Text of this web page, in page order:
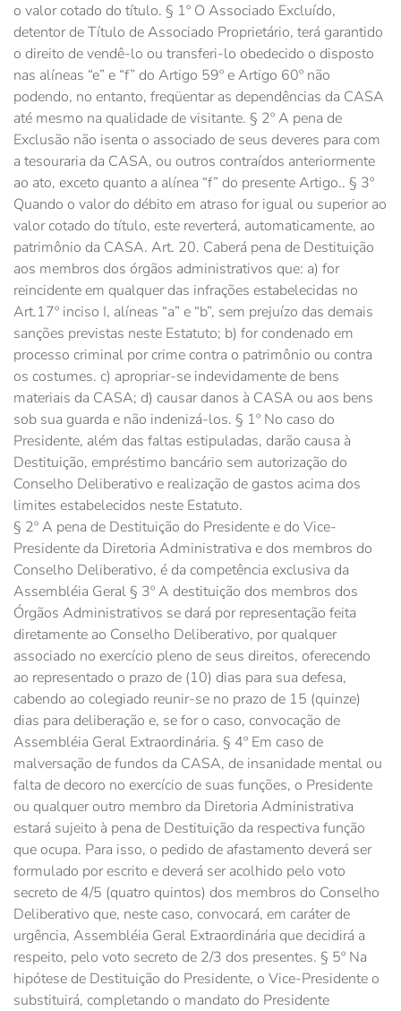
o valor cotado do título. § 1º O Associado Excluído,
detentor de Título de Associado Proprietário, terá garantido
o direito de vendê-lo ou transferi-lo obedecido o disposto
nas alíneas “e” e “f” do Artigo 59º e Artigo 60º não
podendo, no entanto, freqüentar as dependências da CASA
até mesmo na qualidade de visitante. § 2º A pena de
Exclusão não isenta o associado de seus deveres para com
a tesouraria da CASA, ou outros contraídos anteriormente
ao ato, exceto quanto a alínea “f” do presente Artigo.. § 3º
Quando o valor do débito em atraso for igual ou superior ao
valor cotado do título, este reverterá, automaticamente, ao
patrimônio da CASA. Art. 20. Caberá pena de Destituição
aos membros dos órgãos administrativos que: a) for
reincidente em qualquer das infrações estabelecidas no
Art.17º inciso I, alíneas “a” e “b”, sem prejuízo das demais
sanções previstas neste Estatuto; b) for condenado em
processo criminal por crime contra o patrimônio ou contra
os costumes. c) apropriar-se indevidamente de bens
materiais da CASA; d) causar danos à CASA ou aos bens
sob sua guarda e não indenizá-los. § 1º No caso do
Presidente, além das faltas estipuladas, darão causa à
Destituição, empréstimo bancário sem autorização do
Conselho Deliberativo e realização de gastos acima dos
limites estabelecidos neste Estatuto.
§ 2º A pena de Destituição do Presidente e do Vice-
Presidente da Diretoria Administrativa e dos membros do
Conselho Deliberativo, é da competência exclusiva da
Assembléia Geral § 3º A destituição dos membros dos
Órgãos Administrativos se dará por representação feita
diretamente ao Conselho Deliberativo, por qualquer
associado no exercício pleno de seus direitos, oferecendo
ao representado o prazo de (10) dias para sua defesa,
cabendo ao colegiado reunir-se no prazo de 15 (quinze)
dias para deliberação e, se for o caso, convocação de
Assembléia Geral Extraordinária. § 4º Em caso de
malversação de fundos da CASA, de insanidade mental ou
falta de decoro no exercício de suas funções, o Presidente
ou qualquer outro membro da Diretoria Administrativa
estará sujeito à pena de Destituição da respectiva função
que ocupa. Para isso, o pedido de afastamento deverá ser
formulado por escrito e deverá ser acolhido pelo voto
secreto de 4/5 (quatro quintos) dos membros do Conselho
Deliberativo que, neste caso, convocará, em caráter de
urgência, Assembléia Geral Extraordinária que decidirá a
respeito, pelo voto secreto de 2/3 dos presentes. § 5º Na
hipótese de Destituição do Presidente, o Vice-Presidente o
substituirá, completando o mandato do Presidente